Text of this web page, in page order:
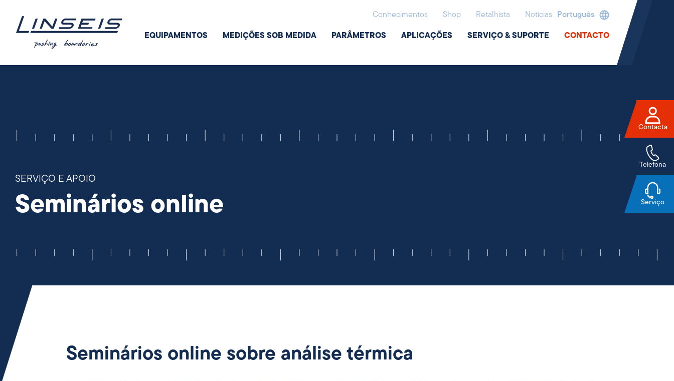
Conhecimentos Shop Retalhista Notícias Português
EQUIPAMENTOS MEDIÇÕES SOB MEDIDA PARÂMETROS APLICAÇÕES SERVIÇO & SUPORTE CONTACTO
SERVIÇO E APOIO
Seminários online
Seminários online sobre análise térmica
Contacta
Telefona
Serviço